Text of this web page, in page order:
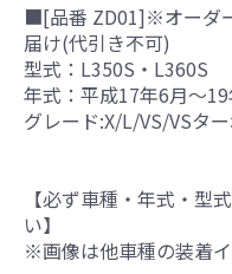
■[品番 ZD01]※オーダ
届け(代引き不可)
型式：L350S・L360S
年式：平成17年6月～
グレード:X/L/VS/VSタ
【必ず車種・年式・型
い】
※画像は他車種の装着イ